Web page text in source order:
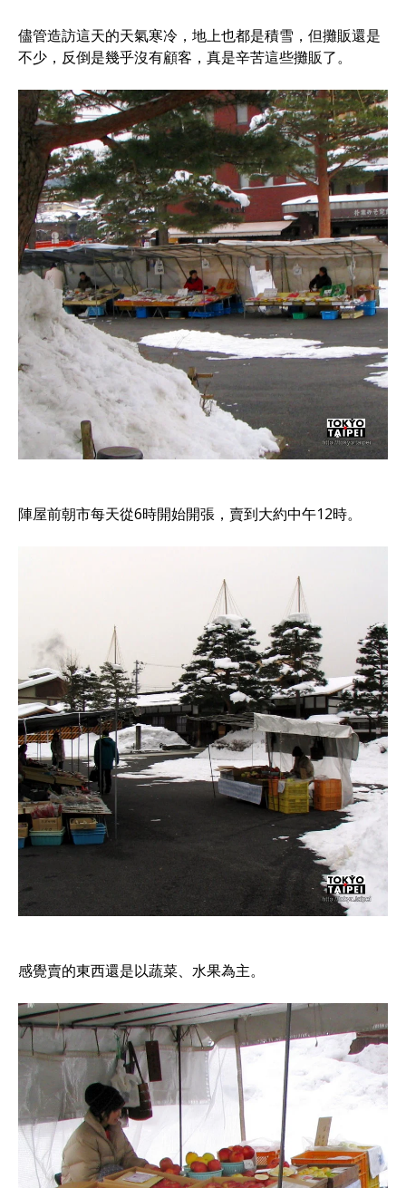
儘管造訪這天的天氣寒冷，地上也都是積雪，但攤販還是
不少，反倒是幾乎沒有顧客，真是辛苦這些攤販了。
陣屋前朝市每天從6時開始開張，賣到大約中午12時。
感覺賣的東西還是以蔬菜、水果為主。